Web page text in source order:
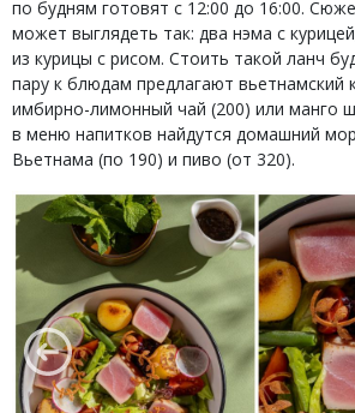
по будням готовят с 12:00 до 16:00.
может выглядеть так: два нэма с
из курицы с рисом. Стоить такой ланч
пару к блюдам предлагают вьетнамский
имбирно-лимонный чай (200) или манго
в меню напитков найдутся домашний
Вьетнама (по 190) и пиво (от 320).